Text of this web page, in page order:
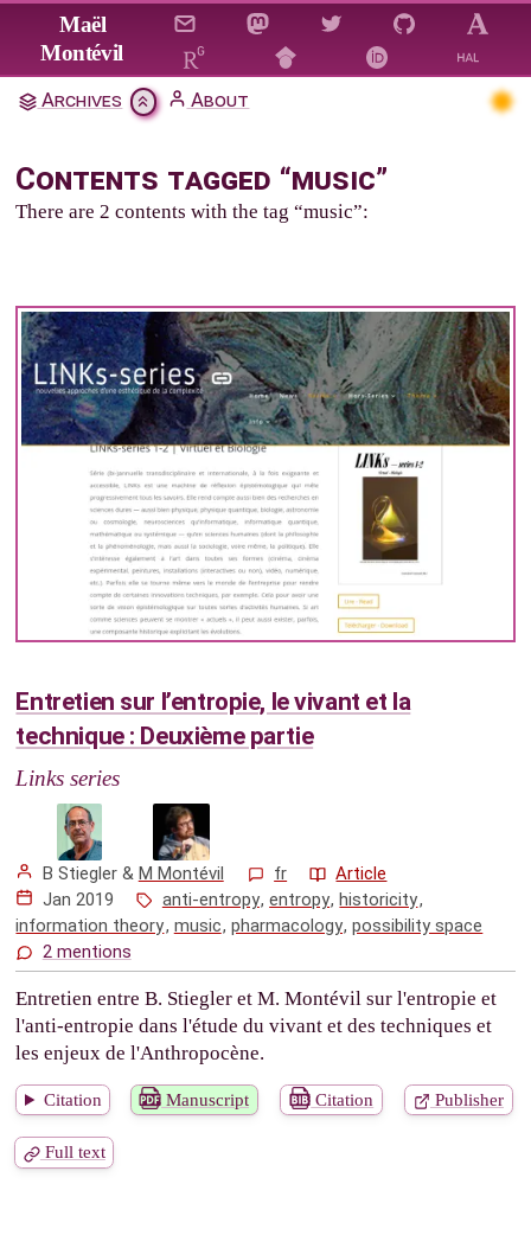
Jump to main content
Maël
Montévil
Archives About
Contents tagged “music”
There are 2 contents with the tag “music”:
Entretien sur l’entropie, le vivant et la
technique : Deuxième partie
Links series
B Stiegler& M Montévil fr
Article
Jan 2019
anti-entropy,entropy,historicity,
information theory, music,pharmacology,possibility space
2 mentions
Entretien entre B. Stiegler et M. Montévil sur l'entropie et
l'anti-entropie dans l'étude du vivant et des techniques et
les enjeux de l'Anthropocène.
Citation Manuscript Citation Publisher
Full text